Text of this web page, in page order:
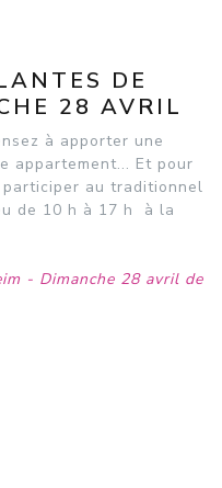
DE
28 AVRIL
à apporter une
appartement... Et pour
au traditionnel
de 10 h à 17 h à la
- Dimanche 28 avril de